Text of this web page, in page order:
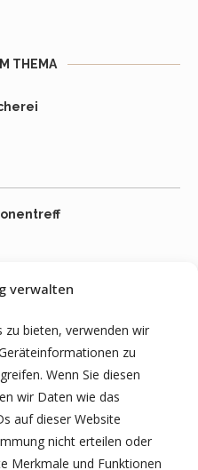
verwalten
zu bieten, verwenden wir
zu
Wenn Sie diesen
wir Daten wie das
auf dieser Website
nicht erteilen oder
Merkmale und Funktionen
THEMA